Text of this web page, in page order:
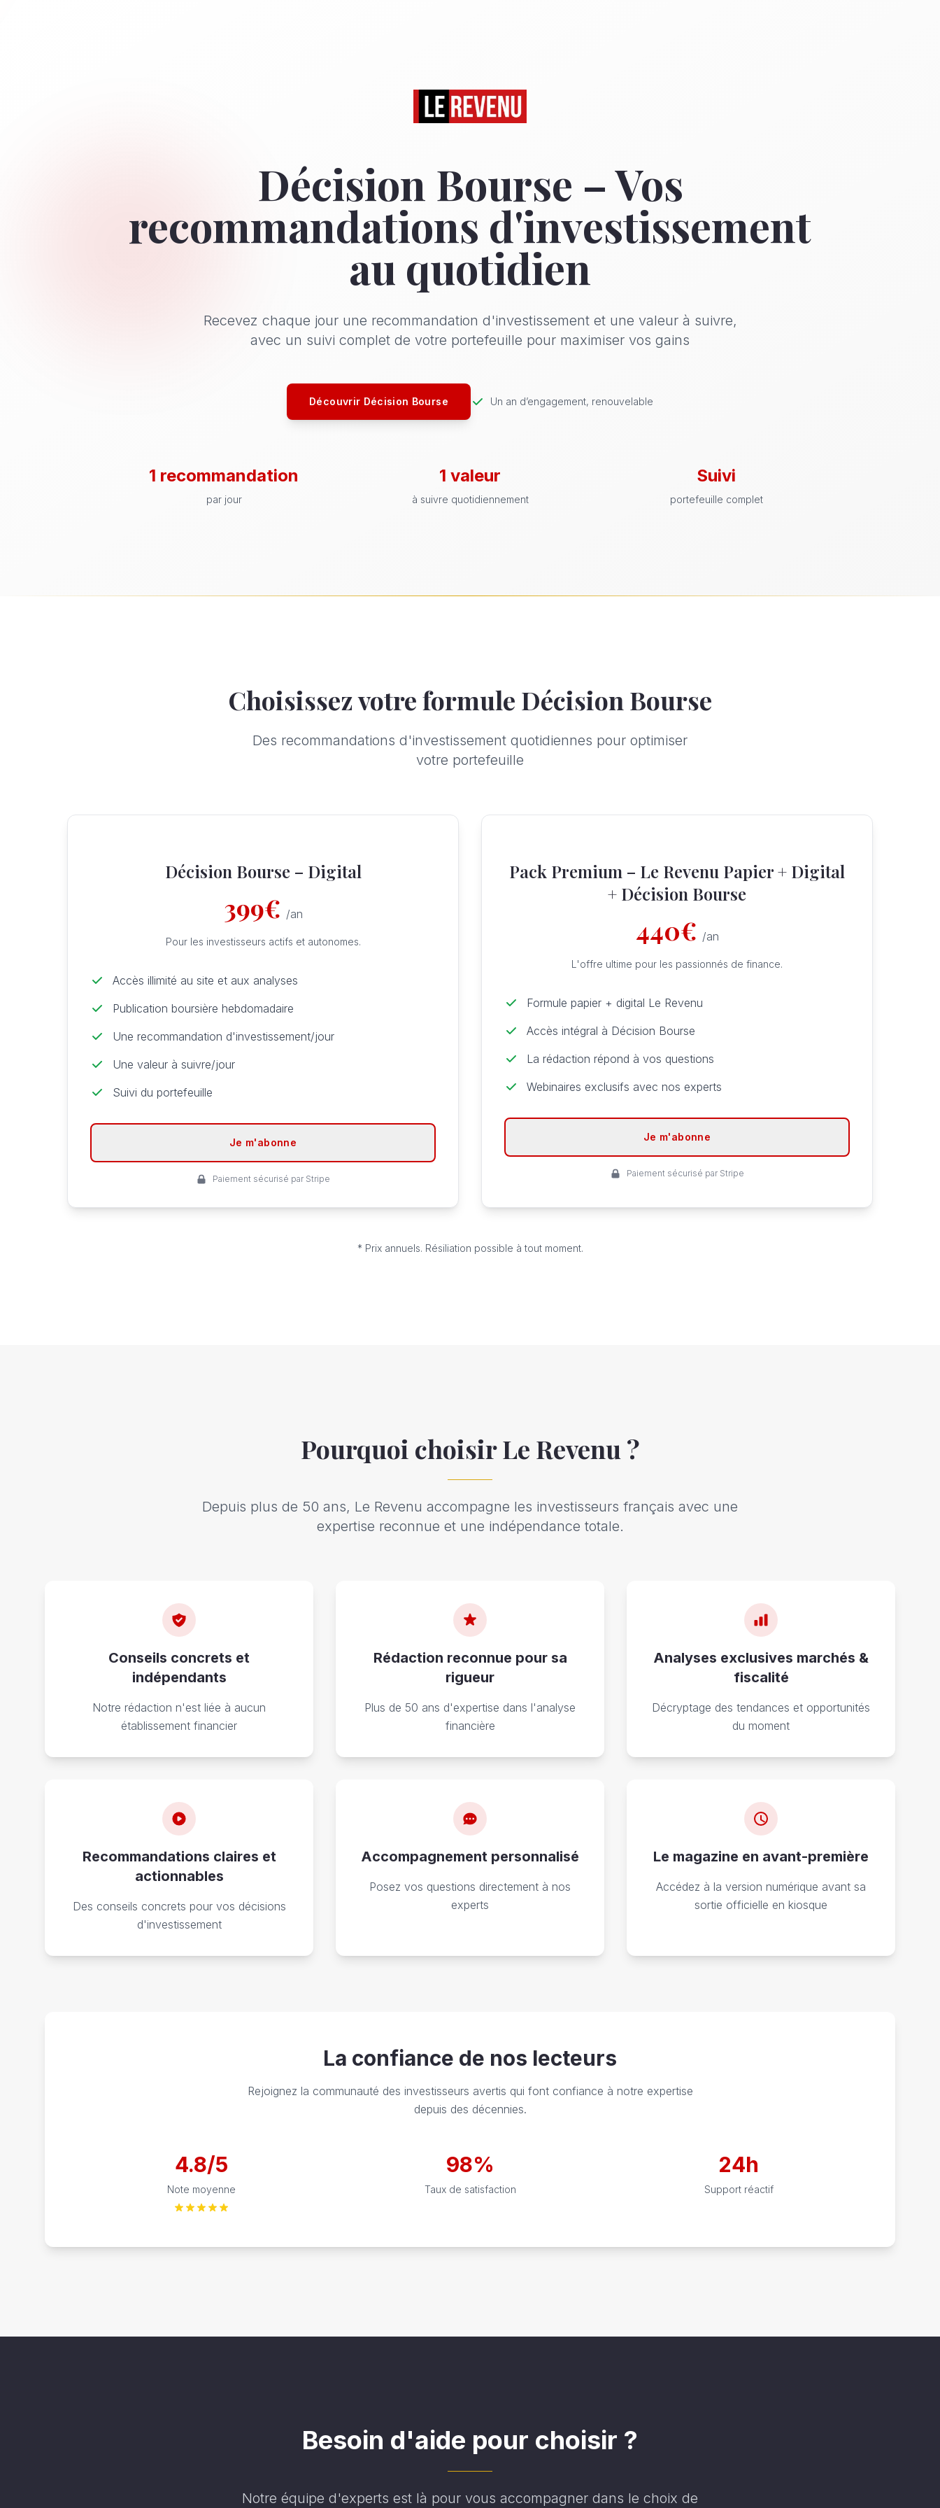
Décision Bourse – Vos
recommandations d'investissement
au quotidien
Recevez chaque jour une recommandation d'investissement et une valeur à suivre,
avec un suivi complet de votre portefeuille pour maximiser vos gains
Découvrir Décision Bourse Un an d’engagement, renouvelable
1 recommandation
par jour
1 valeur
à suivre quotidiennement
Suivi
portefeuille complet
Choisissez votre formule Décision Bourse
Des recommandations d'investissement quotidiennes pour optimiser
votre portefeuille
Décision Bourse – Digital
399€ /an
Pour les investisseurs actifs et autonomes.
Accès illimité au site et aux analyses
Publication boursière hebdomadaire
Une recommandation d'investissement/jour
Une valeur à suivre/jour
Suivi du portefeuille
Je m'abonne
Paiement sécurisé par Stripe
Pack Premium – Le Revenu Papier + Digital
+ Décision Bourse
440€ /an
L'offre ultime pour les passionnés de finance.
Formule papier + digital Le Revenu
Accès intégral à Décision Bourse
La rédaction répond à vos questions
Webinaires exclusifs avec nos experts
Je m'abonne
Paiement sécurisé par Stripe
* Prix annuels. Résiliation possible à tout moment.
Pourquoi choisir Le Revenu ?
Depuis plus de 50 ans, Le Revenu accompagne les investisseurs français avec une
expertise reconnue et une indépendance totale.
Conseils concrets et
indépendants
Notre rédaction n'est liée à aucun
établissement financier
Rédaction reconnue pour sa
rigueur
Plus de 50 ans d'expertise dans l'analyse
financière
Analyses exclusives marchés &
fiscalité
Décryptage des tendances et opportunités
du moment
Recommandations claires et
actionnables
Des conseils concrets pour vos décisions
d'investissement
Accompagnement personnalisé
Posez vos questions directement à nos
experts
Le magazine en avant-première
Accédez à la version numérique avant sa
sortie officielle en kiosque
La confiance de nos lecteurs
Rejoignez la communauté des investisseurs avertis qui font confiance à notre expertise
depuis des décennies.
4.8/5
Note moyenne
98%
Taux de satisfaction
24h
Support réactif
Besoin d'aide pour choisir ?
Notre équipe d'experts est là pour vous accompagner dans le choix de